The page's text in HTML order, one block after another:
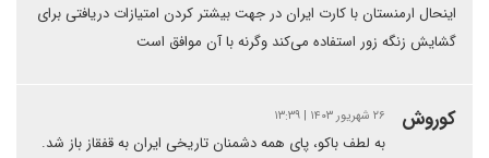
اینحال ارمنستان با کارت ایران در جهت بیشتر کردن امتیازات دریافتی برای
گشایش زنگه زور استفاده می‌کند وگرنه با آن موافق است
کوروش ۲۶ شهریور ۱۴۰۳ | ۱۳:۳۹
به لطف باکو‌، پای همه دشمنان تاریخی ایران به قفقاز باز شد.